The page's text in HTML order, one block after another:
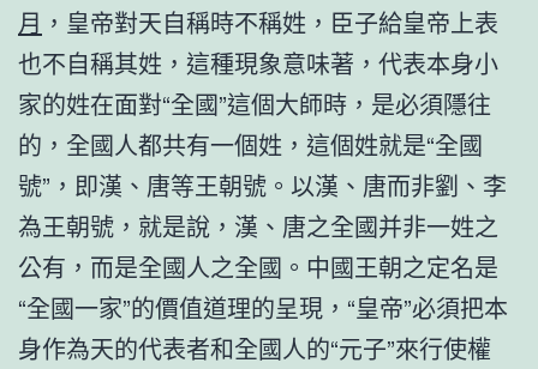
月 ，皇帝對天自稱時不稱姓，臣子給皇帝上表
也不自稱其姓，這種現象意味著，代表本身小
家的姓在面對“全國”這個大師時，是必須隱往
的，全國人都共有一個姓，這個姓就是“全國
號”，即漢、唐等王朝號。以漢、唐而非劉、李
為王朝號，就是說，漢、唐之全國并非一姓之
公有，而是全國人之全國。中國王朝之定名是
“全國一家”的價值道理的呈現，“皇帝”必須把本
身作為天的代表者和全國人的“元子”來行使權